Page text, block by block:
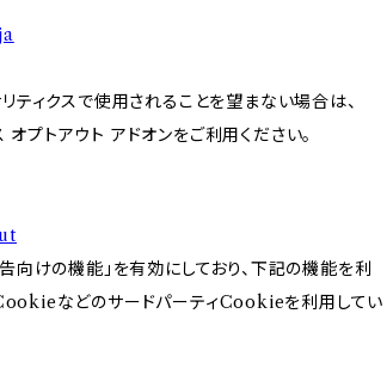
ィクスで使用されることを望まない場合は、
トアウト アドオンをご利用ください。
けの機能」を有効にしており、下記の機能を利
などのサードパーティCookieを利用してい